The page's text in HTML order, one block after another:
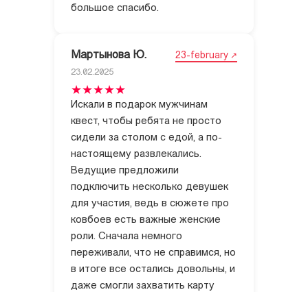
большое спасибо.
Мартынова Ю. 23-february
23.02.2025
Искали в подарок мужчинам
квест, чтобы ребята не просто
сидели за столом с едой, а по-
настоящему развлекались.
Ведущие предложили
подключить несколько девушек
для участия, ведь в сюжете про
ковбоев есть важные женские
роли. Сначала немного
переживали, что не справимся, но
в итоге все остались довольны, и
даже смогли захватить карту